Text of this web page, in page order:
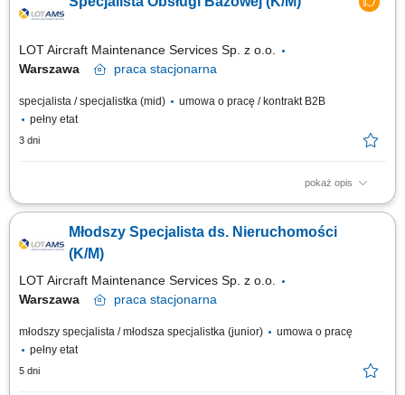
kontrola nad maszynami i urządzeniami infrastruktury technicznej obiektu
(instalacje: elektryczne, wentylacyjne, klimatyzacyjne, wod-kan,
LOT Aircraft Maintenance Services Sp. z o.o.
Warszawa
praca stacjonarna
specjalista / specjalistka (mid)
umowa o pracę / kontrakt B2B
pełny etat
3 dni
pokaż opis
Obowiązki na stanowisku Obsługa reklamacji związanych z
procesów planowania oraz kontroli produkcji w obszarze obsługi
bazowej. Kontrola i analiza usterek powstałych w trakcie obsługi
Młodszy Specjalista ds. Nieruchomości
(K/M)
LOT Aircraft Maintenance Services Sp. z o.o.
Warszawa
praca stacjonarna
młodszy specjalista / młodsza specjalistka (junior)
umowa o pracę
pełny etat
5 dni